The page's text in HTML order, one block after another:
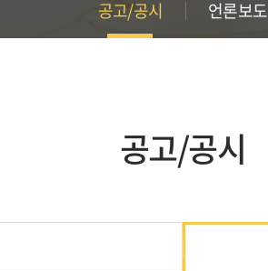
공고/공시 언론보도
공고/공시